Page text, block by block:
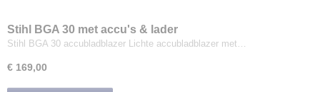
Stihl BGA 30 met accu's & lader
Stihl BGA 30 accubladblazer Lichte accubladblazer met…
€ 169,00